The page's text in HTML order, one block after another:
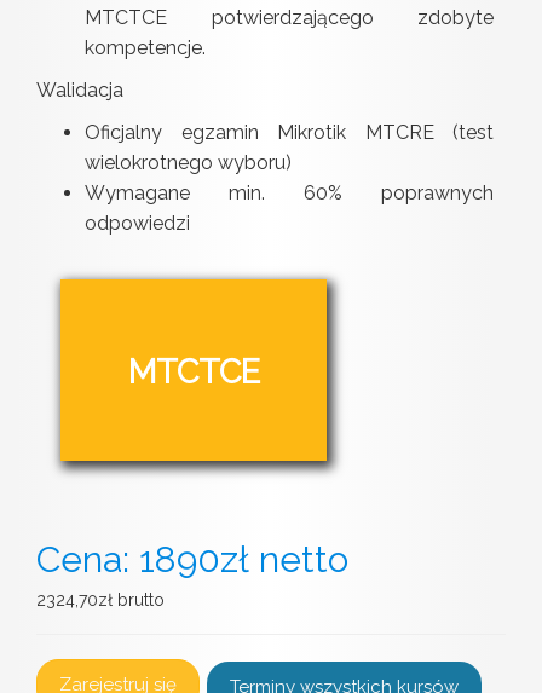
MTCTCE potwierdzającego zdobyte
kompetencje.
Walidacja
Oficjalny egzamin Mikrotik MTCRE (test
wielokrotnego wyboru)
Wymagane min. 60% poprawnych
odpowiedzi
MTCTCE
Cena: 1890zł netto
2324,70zł brutto
Zarejestruj się Terminy wszystkich kursów